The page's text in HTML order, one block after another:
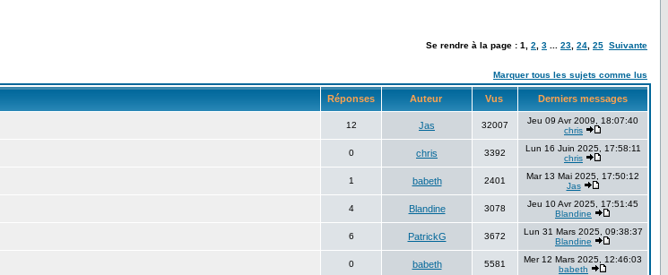
Se rendre à la page : 1 2 3 23 24 25 Suivante
Marquer tous les sujets comme lus
Réponses Auteur Vus Derniers messages
12 Jas 32007
Jeu 09 Avr 2009, 18:07:40
chris
0 chris 3392
Lun 16 Juin 2025, 17:58:11
chris
1 babeth 2401
Mar 13 Mai 2025, 17:50:12
Jas
4 Blandine 3078
Jeu 10 Avr 2025, 17:51:45
Blandine
6 PatrickG 3672
Lun 31 Mars 2025, 09:38:37
Blandine
0 babeth 5581
Mer 12 Mars 2025, 12:46:03
babeth